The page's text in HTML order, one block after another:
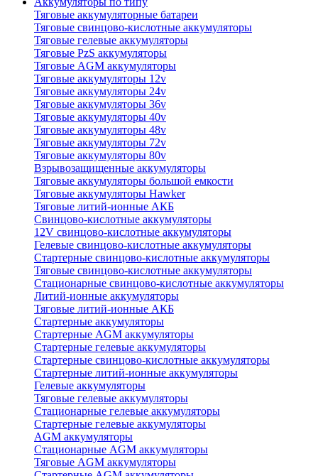
Тяговые аккумуляторные батареи
Тяговые свинцово-кислотные аккумуляторы
Тяговые гелевые аккумуляторы
Тяговые PzS аккумуляторы
Тяговые AGM аккумуляторы
Тяговые аккумуляторы 12v
Тяговые аккумуляторы 24v
Тяговые аккумуляторы 36v
Тяговые аккумуляторы 40v
Тяговые аккумуляторы 48v
Тяговые аккумуляторы 72v
Тяговые аккумуляторы 80v
Взрывозащищенные аккумуляторы
Тяговые аккумуляторы большой емкости
Тяговые аккумуляторы Hawker
Тяговые литий-ионные АКБ
Свинцово-кислотные аккумуляторы
12V свинцово-кислотные аккумуляторы
Гелевые свинцово-кислотные аккумуляторы
Стартерные свинцово-кислотные аккумуляторы
Тяговые свинцово-кислотные аккумуляторы
Стационарные свинцово-кислотные аккумуляторы
Литий-ионные аккумуляторы
Тяговые литий-ионные АКБ
Стартерные аккумуляторы
Стартерные AGM аккумуляторы
Стартерные гелевые аккумуляторы
Стартерные свинцово-кислотные аккумуляторы
Стартерные литий-ионные аккумуляторы
Гелевые аккумуляторы
Тяговые гелевые аккумуляторы
Стационарные гелевые аккумуляторы
Стартерные гелевые аккумуляторы
AGM аккумуляторы
Стационарные AGM аккумуляторы
Тяговые AGM аккумуляторы